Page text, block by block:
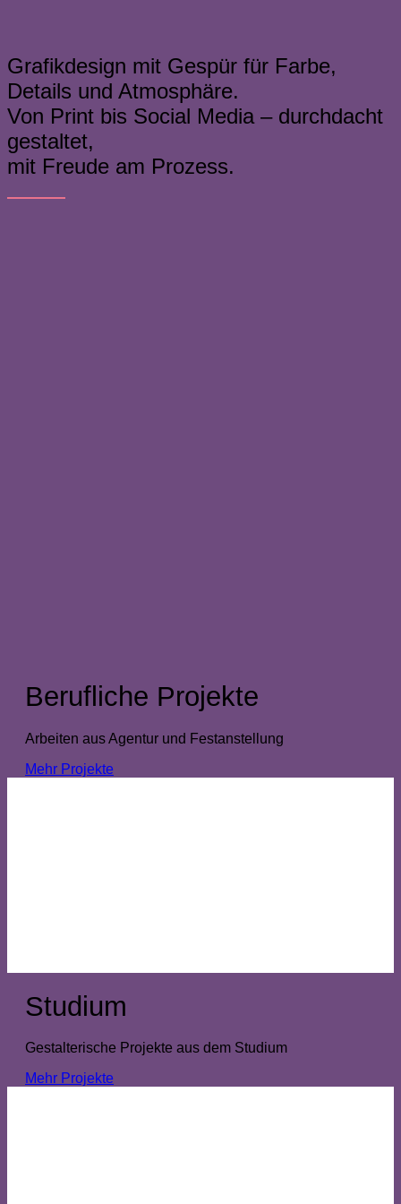
Grafikdesign mit Gespür für Farbe,
Details und Atmosphäre.
Von Print bis Social Media – durchdacht
gestaltet,
mit Freude am Prozess.
Berufliche Projekte
Arbeiten aus Agentur und Festanstellung
Mehr Projekte
Studium
Gestalterische Projekte aus dem Studium
Mehr Projekte